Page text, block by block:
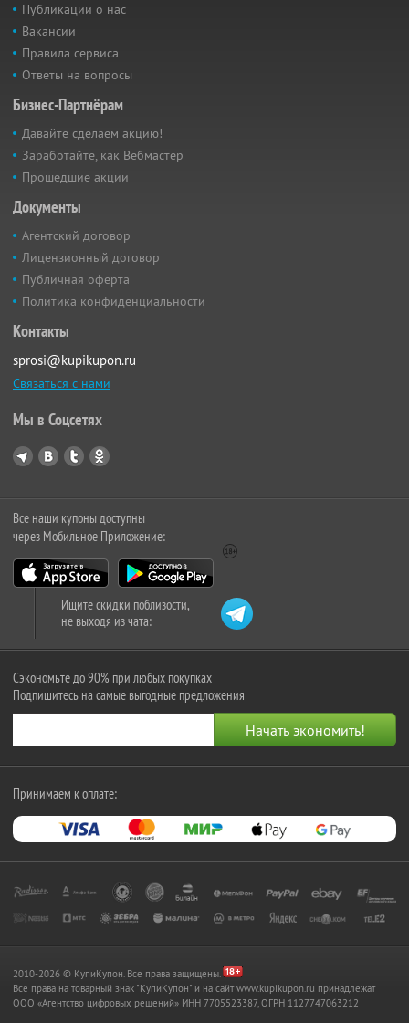
Публикации о нас
Вакансии
Правила сервиса
Ответы на вопросы
Бизнес-Партнёрам
Давайте сделаем акцию!
Заработайте, как Вебмастер
Прошедшие акции
Документы
Агентский договор
Лицензионный договор
Публичная оферта
Политика конфиденциальности
Контакты
sprosi@kupikupon.ru
Связаться с нами
Мы в Соцсетях
Все наши купоны доступны
через Мобильное Приложение:
Ищите скидки поблизости,
не выходя из чата:
Сэкономьте до 90% при любых покупках
Подпишитесь на самые выгодные предложения
Принимаем к оплате:
2010-2026 © КупиКупон. Все права защищены.
Все права на товарный знак "КупиКупон" и на сайт www.kupikupon.ru принадлежат
OOO «Агентство цифровых решений» ИНН 7705523387, ОГРН 1127747063212